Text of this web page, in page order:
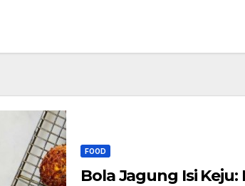
FOOD
Bola Jagung Isi